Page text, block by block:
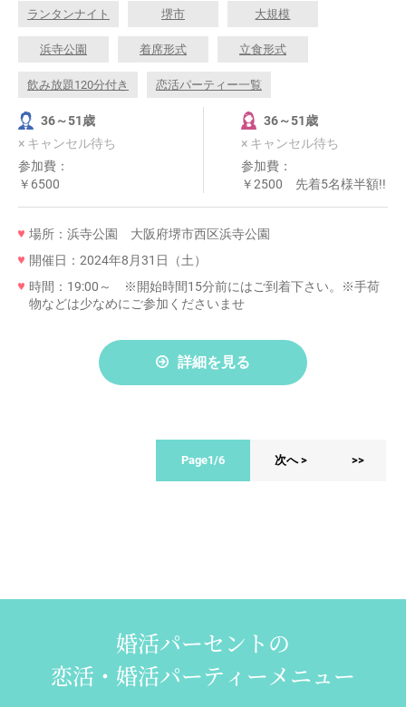
ランタンナイト 堺市 大規模
浜寺公園 着席形式 立食形式
飲み放題120分付き 恋活パーティー一覧
36～51歳
× キャンセル待ち
参加費：
￥6500
36～51歳
× キャンセル待ち
参加費：
￥2500 先着5名様半額!!
場所：浜寺公園 大阪府堺市西区浜寺公園
開催日：2024年8月31日（土）
時間：19:00～ ※開始時間15分前にはご到着下さい。※手荷
物などは少なめにご参加くださいませ
詳細を見る
Page1/6 次へ > >>
婚活パーセントの
恋活・婚活パーティーメニュー